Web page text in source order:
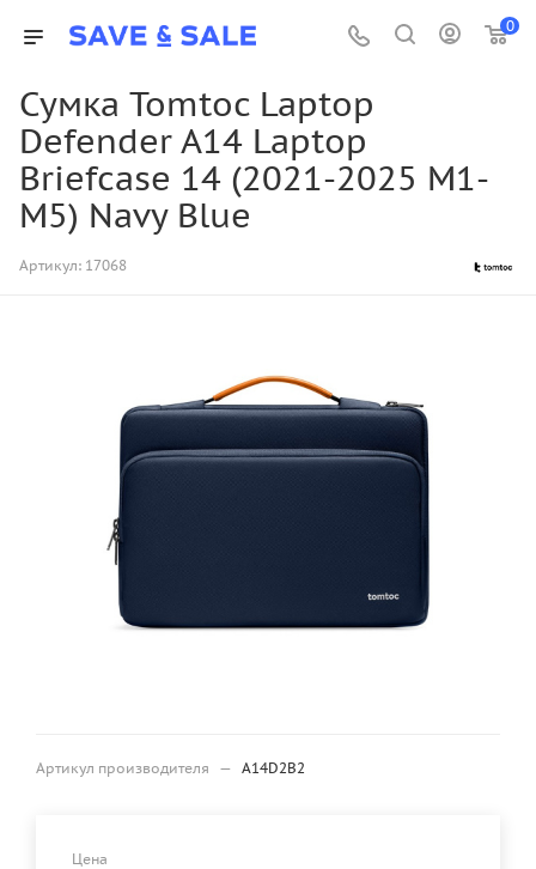
0
Cумка Tomtoc Laptop
Defender A14 Laptop
Briefcase 14 (2021-2025 M1-
M5) Navy Blue
Артикул: 17068
Артикул производителя — A14D2B2
Цена